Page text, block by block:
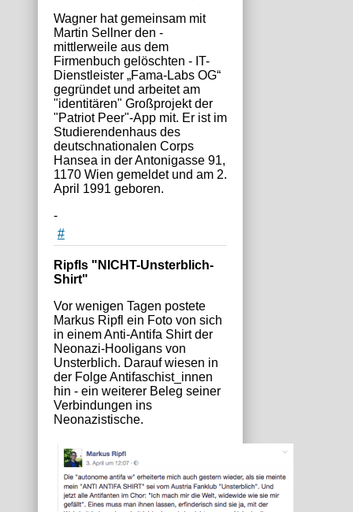
Wagner hat gemeinsam mit
Martin Sellner den -
mittlerweile aus dem
Firmenbuch gelöschten - IT-
Dienstleister „Fama-Labs OG“
gegründet und arbeitet am
"identitären" Großprojekt der
"Patriot Peer"-App mit. Er ist im
Studierendenhaus des
deutschnationalen Corps
Hansea in der Antonigasse 91,
1170 Wien gemeldet und am 2.
April 1991 geboren.
-
#
Ripfls "NICHT-Unsterblich-
Shirt"
Vor wenigen Tagen postete
Markus Ripfl ein Foto von sich
in einem Anti-Antifa Shirt der
Neonazi-Hooligans von
Unsterblich. Darauf wiesen in
der Folge Antifaschist_innen
hin - ein weiterer Beleg seiner
Verbindungen ins
Neonazistische.